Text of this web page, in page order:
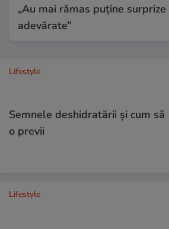
„Au mai rămas puține surprize
adevărate”
Lifestyle
Semnele deshidratării și cum să
o previi
Lifestyle